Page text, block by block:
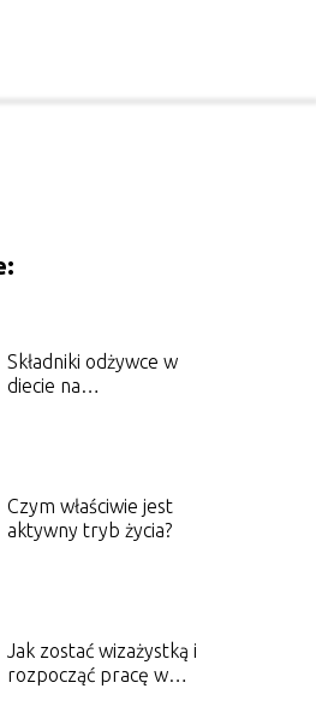
Składniki odżywce w
diecie na
Czym właściwie jest
aktywny tryb życia?
Jak zostać wizażystką i
rozpocząć pracę w